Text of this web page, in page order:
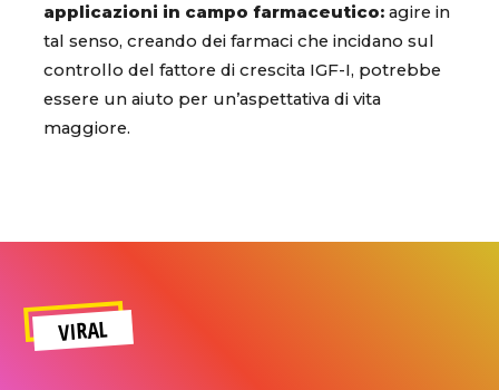
applicazioni in campo farmaceutico: agire in
tal senso, creando dei farmaci che incidano sul
controllo del fattore di crescita IGF-I, potrebbe
essere un aiuto per un’aspettativa di vita
maggiore.
VIRAL